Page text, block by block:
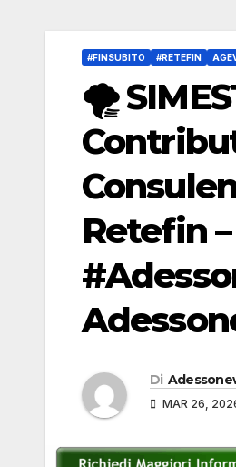
#FINSUBITO #RETEFIN
🌪️
Retefin
Di
MAR 26,